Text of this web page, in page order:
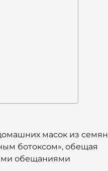
масок из семян
ботоксом», обещая
обещаниями